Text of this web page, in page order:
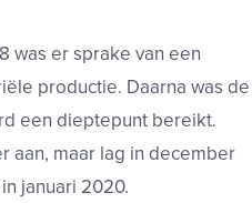
was er sprake van een
productie. Daarna was de
een dieptepunt bereikt.
aan, maar lag in december
januari 2020.